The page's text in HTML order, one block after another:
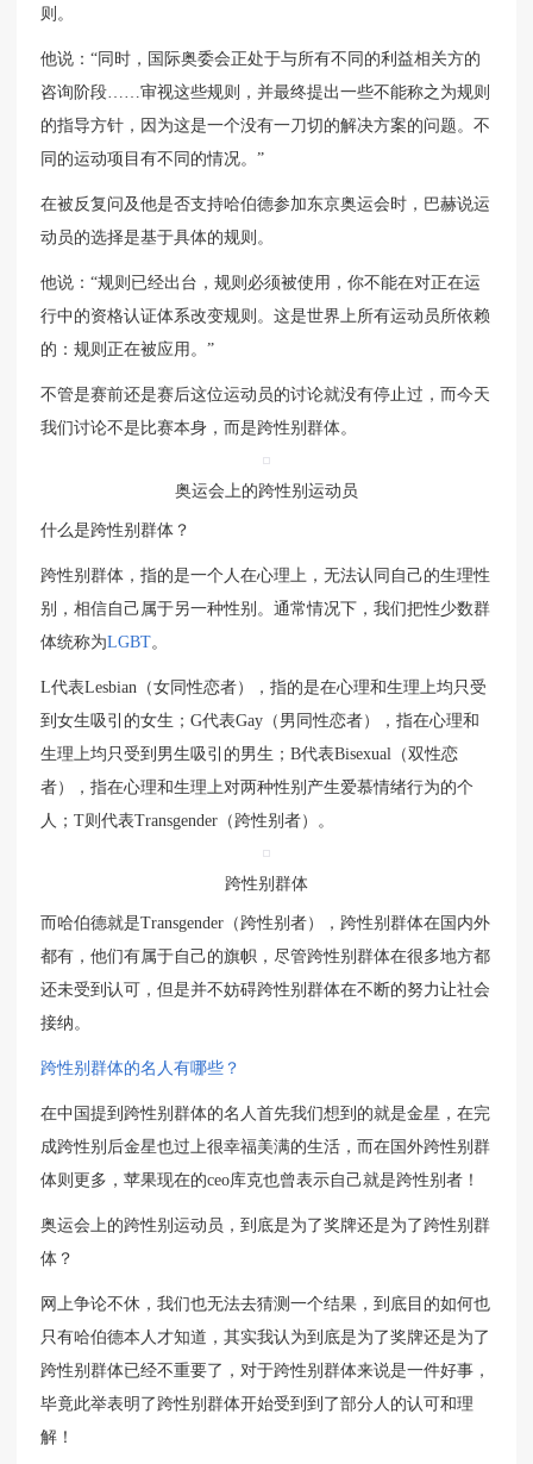
则。
他说：“同时，国际奥委会正处于与所有不同的利益相关方的
咨询阶段……审视这些规则，并最终提出一些不能称之为规则
的指导方针，因为这是一个没有一刀切的解决方案的问题。不
同的运动项目有不同的情况。”
在被反复问及他是否支持哈伯德参加东京奥运会时，巴赫说运
动员的选择是基于具体的规则。
他说：“规则已经出台，规则必须被使用，你不能在对正在运
行中的资格认证体系改变规则。这是世界上所有运动员所依赖
的：规则正在被应用。”
不管是赛前还是赛后这位运动员的讨论就没有停止过，而今天
我们讨论不是比赛本身，而是跨性别群体。
奥运会上的跨性别运动员
什么是跨性别群体？
跨性别群体，指的是一个人在心理上，无法认同自己的生理性
别，相信自己属于另一种性别。通常情况下，我们把性少数群
体统称为LGBT。
L代表Lesbian（女同性恋者），指的是在心理和生理上均只受
到女生吸引的女生；G代表Gay（男同性恋者），指在心理和
生理上均只受到男生吸引的男生；B代表Bisexual（双性恋
者），指在心理和生理上对两种性别产生爱慕情绪行为的个
人；T则代表Transgender（跨性别者）。
跨性别群体
而哈伯德就是Transgender（跨性别者），跨性别群体在国内外
都有，他们有属于自己的旗帜，尽管跨性别群体在很多地方都
还未受到认可，但是并不妨碍跨性别群体在不断的努力让社会
接纳。
跨性别群体的名人有哪些？
在中国提到跨性别群体的名人首先我们想到的就是金星，在完
成跨性别后金星也过上很幸福美满的生活，而在国外跨性别群
体则更多，苹果现在的ceo库克也曾表示自己就是跨性别者！
奥运会上的跨性别运动员，到底是为了奖牌还是为了跨性别群
体？
网上争论不休，我们也无法去猜测一个结果，到底目的如何也
只有哈伯德本人才知道，其实我认为到底是为了奖牌还是为了
跨性别群体已经不重要了，对于跨性别群体来说是一件好事，
毕竟此举表明了跨性别群体开始受到到了部分人的认可和理
解！